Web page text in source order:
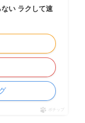
い ラクして速
ポチップ